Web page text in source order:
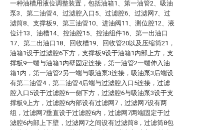
一种油槽用液位调整装置，包括油箱1、第一油管2、吸油
泵3、第二油管4、过滤腔入口5、过滤腔6、过滤网7、过
滤筒8、支撑板9、第三油管10、进油阀11、测位腔12、液
位计13、油槽14、控油腔15、控油组件16、第一出油口
17、第二出油口18、回收槽19、回收管20以及压缩筒21，
油箱1设于过滤腔6下方，支撑板9设于油箱1内部上方，支
撑板9一端与油箱1内壁固定连接，第一油管2一端伸入油
箱1内，第一油管2另一端与吸油泵3连接，吸油泵3后端设
有第二油管4，第二油管4后端与过滤腔入口5连接，过滤
腔入口5设于过滤腔6一侧下方，过滤腔6与吸油泵3设于支
撑板9上方，过滤腔6内部设有过滤网7，过滤网7设有两
组，过滤网7垂直设于过滤腔6内，过滤网7两端固定于过
滤腔6内部上下壁，过滤网7之间设有过滤筒8，过滤筒8包